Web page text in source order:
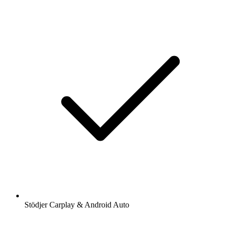
Stödjer Carplay & Android Auto